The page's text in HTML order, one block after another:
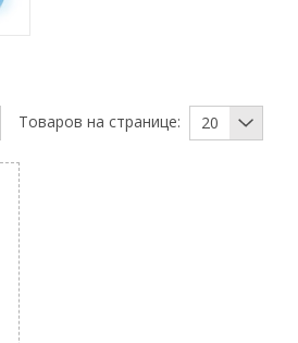
Товаров на странице: 20